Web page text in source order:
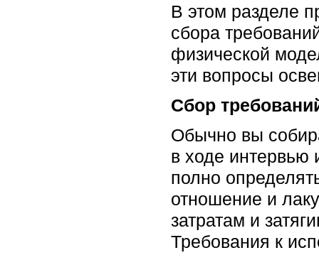
В этом разделе
сбора
физической
эти вопросы
Сбор
Обычно вы
в ходе интервью
полно
отношение и
затратам и
Требования к